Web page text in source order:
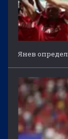
Янев